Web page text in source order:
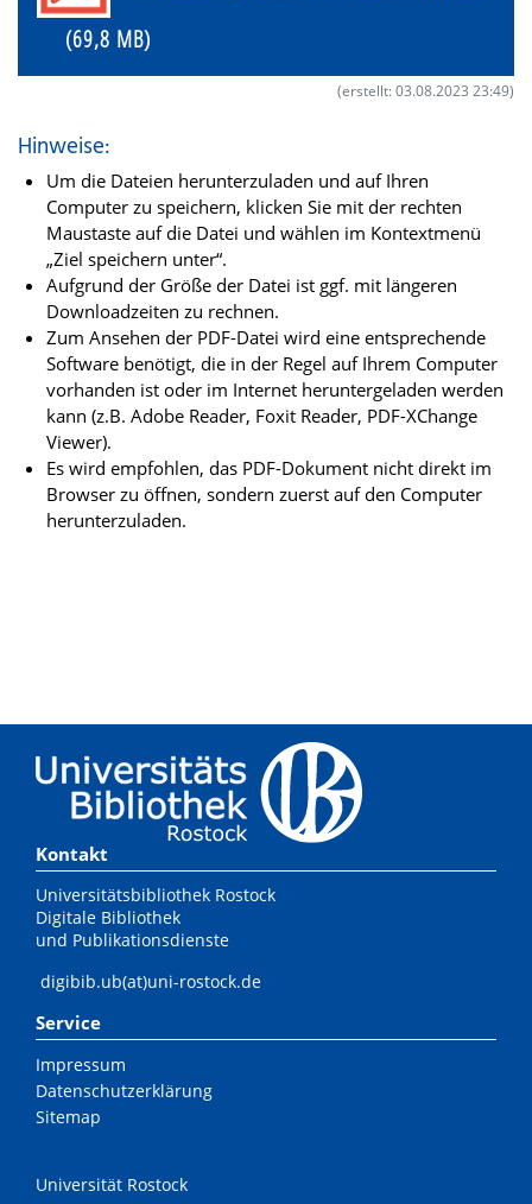
(69,8 MB)
(erstellt: 03.08.2023 23:49)
Hinweise:
Um die Dateien herunterzuladen und auf Ihren
Computer zu speichern, klicken Sie mit der rechten
Maustaste auf die Datei und wählen im Kontextmenü
„Ziel speichern unter“.
Aufgrund der Größe der Datei ist ggf. mit längeren
Downloadzeiten zu rechnen.
Zum Ansehen der PDF-Datei wird eine entsprechende
Software benötigt, die in der Regel auf Ihrem Computer
vorhanden ist oder im Internet heruntergeladen werden
kann (z.B. Adobe Reader, Foxit Reader, PDF-XChange
Viewer).
Es wird empfohlen, das PDF-Dokument nicht direkt im
Browser zu öffnen, sondern zuerst auf den Computer
herunterzuladen.
Kontakt
Universitätsbibliothek Rostock
Digitale Bibliothek
und Publikationsdienste
digibib.ub(at)uni-rostock.de
Service
Impressum
Datenschutzerklärung
Sitemap
Universität Rostock